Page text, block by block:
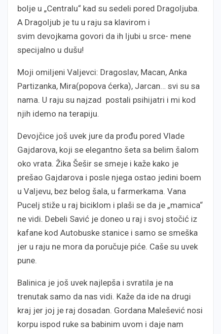
bolje u „Centralu“ kad su sedeli pored Dragoljuba.
A Dragoljub je tu u raju sa klavirom i
svim devojkama govori da ih ljubi u srce- mene
specijalno u dušu!
Moji omiljeni Valjevci: Dragoslav, Macan, Anka
Partizanka, Mira(popova ćerka), Jarcan… svi su sa
nama. U raju su najzad postali psihijatri i mi kod
njih idemo na terapiju.
Devojčice još uvek jure da prođu pored Vlade
Gajdarova, koji se elegantno šeta sa belim šalom
oko vrata. Žika Šešir se smeje i kaže kako je
prešao Gajdarova i posle njega ostao jedini boem
u Valjevu, bez belog šala, u farmerkama. Vana
Pucelj stiže u raj biciklom i plaši se da je „mamica“
ne vidi. Debeli Savić je doneo u raj i svoj stočić iz
kafane kod Autobuske stanice i samo se smeška
jer u raju ne mora da poručuje piće. Caše su uvek
pune.
Balinica je još uvek najlepša i svratila je na
trenutak samo da nas vidi. Kaže da ide na drugi
kraj jer joj je raj dosadan. Gordana Malešević nosi
korpu ispod ruke sa babinim uvom i daje nam